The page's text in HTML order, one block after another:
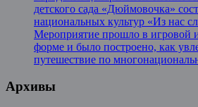
детского сада «Дюймовочка»
национальных культур «Из нас
Мероприятие прошло в игровой
форме и было построено, как
путешествие по
Архивы